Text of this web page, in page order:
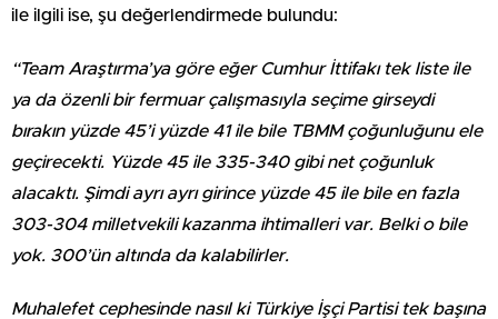
ile ilgili ise, şu değerlendirmede bulundu:
“Team Araştırma’ya göre eğer Cumhur İttifakı tek liste ile
ya da özenli bir fermuar çalışmasıyla seçime girseydi
bırakın yüzde 45’i yüzde 41 ile bile TBMM çoğunluğunu ele
geçirecekti. Yüzde 45 ile 335-340 gibi net çoğunluk
alacaktı. Şimdi ayrı ayrı girince yüzde 45 ile bile en fazla
303-304 milletvekili kazanma ihtimalleri var. Belki o bile
yok. 300’ün altında da kalabilirler.
Muhalefet cephesinde nasıl ki Türkiye İşçi Partisi tek başına